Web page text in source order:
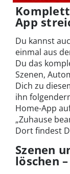
App
Du kannst
einmal aus
Du das
Szenen,
Dich zu
ihn
Home-App
„Zuhause
Dort findest
Szenen
löschen